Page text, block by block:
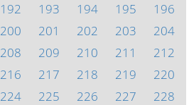
192 193 194 195
196
200 201 202 203
204
208 209 210 211
212
216 217 218 219
220
224 225 226 227
228